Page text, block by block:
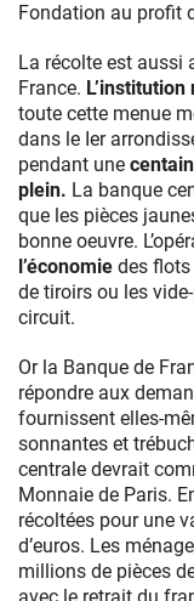
Fondation au profit
La récolte est aussi
France.
toute cette menue
dans le Ier
pendant une
plein. La banque
que les pièces
bonne oeuvre.
l’économie des
de tiroirs ou les
circuit.
Or la Banque de
répondre aux
fournissent elles-
sonnantes et
centrale devrait
Monnaie de Paris.
récoltées pour une
d’euros. Les
millions de pièces